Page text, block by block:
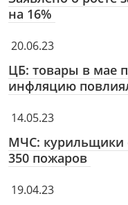
на 16%
20.06.23
ЦБ: товары в мае
инфляцию
14.05.23
МЧС: курильщики
350 пожаров
19.04.23